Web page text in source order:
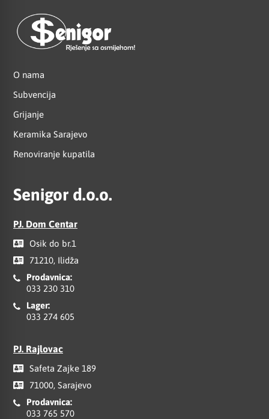
O nama
Subvencija
Grijanje
Keramika Sarajevo
Renoviranje kupatila
Senigor d.o.o.
PJ. Dom Centar
Osik do br.1
71210, Ilidža
Prodavnica:
033 230 310
Lager:
033 274 605
PJ. Rajlovac
Safeta Zajke 189
71000, Sarajevo
Prodavnica:
033 765 570